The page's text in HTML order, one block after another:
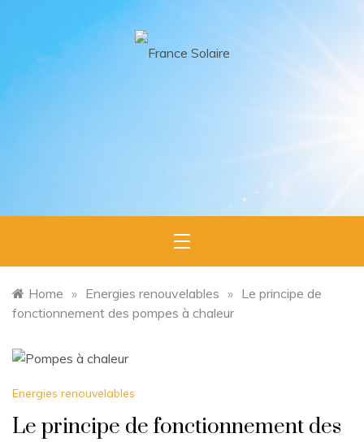
Home » Energies renouvelables » Le principe de
fonctionnement des pompes à chaleur
Energies renouvelables
Le principe de fonctionnement des